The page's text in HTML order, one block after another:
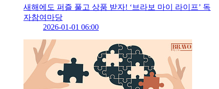
새해에도 퍼즐 풀고 상품 받자! ‘브라보 마이 라이프’ 독
자참여마당
2026-01-01 06:00